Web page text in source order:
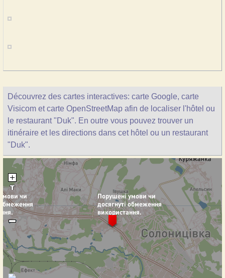
Découvrez des cartes interactives: carte Google, carte
Visicom et carte OpenStreetMap afin de localiser l'hôtel ou
le restaurant "Duk". En outre vous pouvez trouver un
itinéraire et les directions dans cet hôtel ou un restaurant
"Duk".